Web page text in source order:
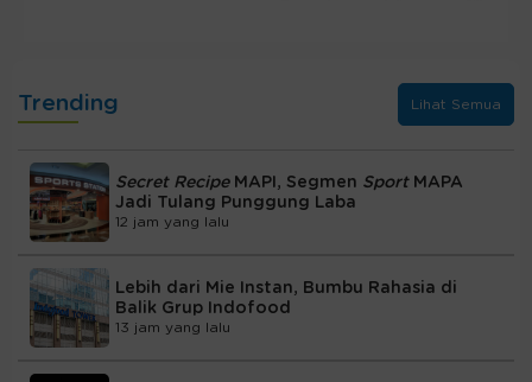
Trending Lihat Semua
Secret RecipeMAPI, Segmen Sport MAPA
Jadi Tulang Punggung Laba
12 jam yang lalu
Lebih dari Mie Instan, Bumbu Rahasia di
Balik Grup Indofood
13 jam yang lalu